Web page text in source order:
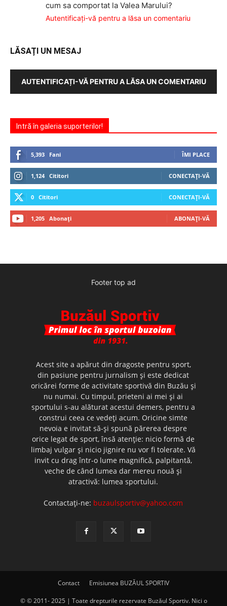
cum sa comportat la Valea Marului?
Autentificați-vă pentru a lăsa un comentariu
LĂSAȚI UN MESAJ
AUTENTIFICAȚI-VĂ PENTRU A LĂSA UN COMENTARIU
Intră în galeria suporterilor!
5,393 Fani ÎMI PLACE
1,124 Cititori CONECTAȚI-VĂ
0 Cititori CONECTAȚI-VĂ
1,205 Abonați ABONAȚI-VĂ
Footer top ad
Acest site a apărut din dragoste pentru sport,
din pasiune pentru jurnalism şi este dedicat
oricărei forme de activitate sportivă din Buzău şi
nu numai. Cu timpul, prieteni ai mei şi ai
sportului s-au alăturat acestui demers, pentru a
construi ceea ce vedeţi acum. Oricine simte
nevoia e invitat să-şi spună părerea despre
orice legat de sport, însă atenţie: nicio formă de
limbaj vulgar şi nicio jignire nu vor fi tolerate. Vă
invit cu drag într-o lume magnifică, palpitantă,
veche de când lumea dar mereu nouă şi
atractivă: lumea sportului.
Contactați-ne: buzaulsportiv@yahoo.com
Contact Emisiunea BUZĂUL SPORTIV
© © 2011- 2025 | Toate drepturile rezervate Buzăul Sportiv. Nici o